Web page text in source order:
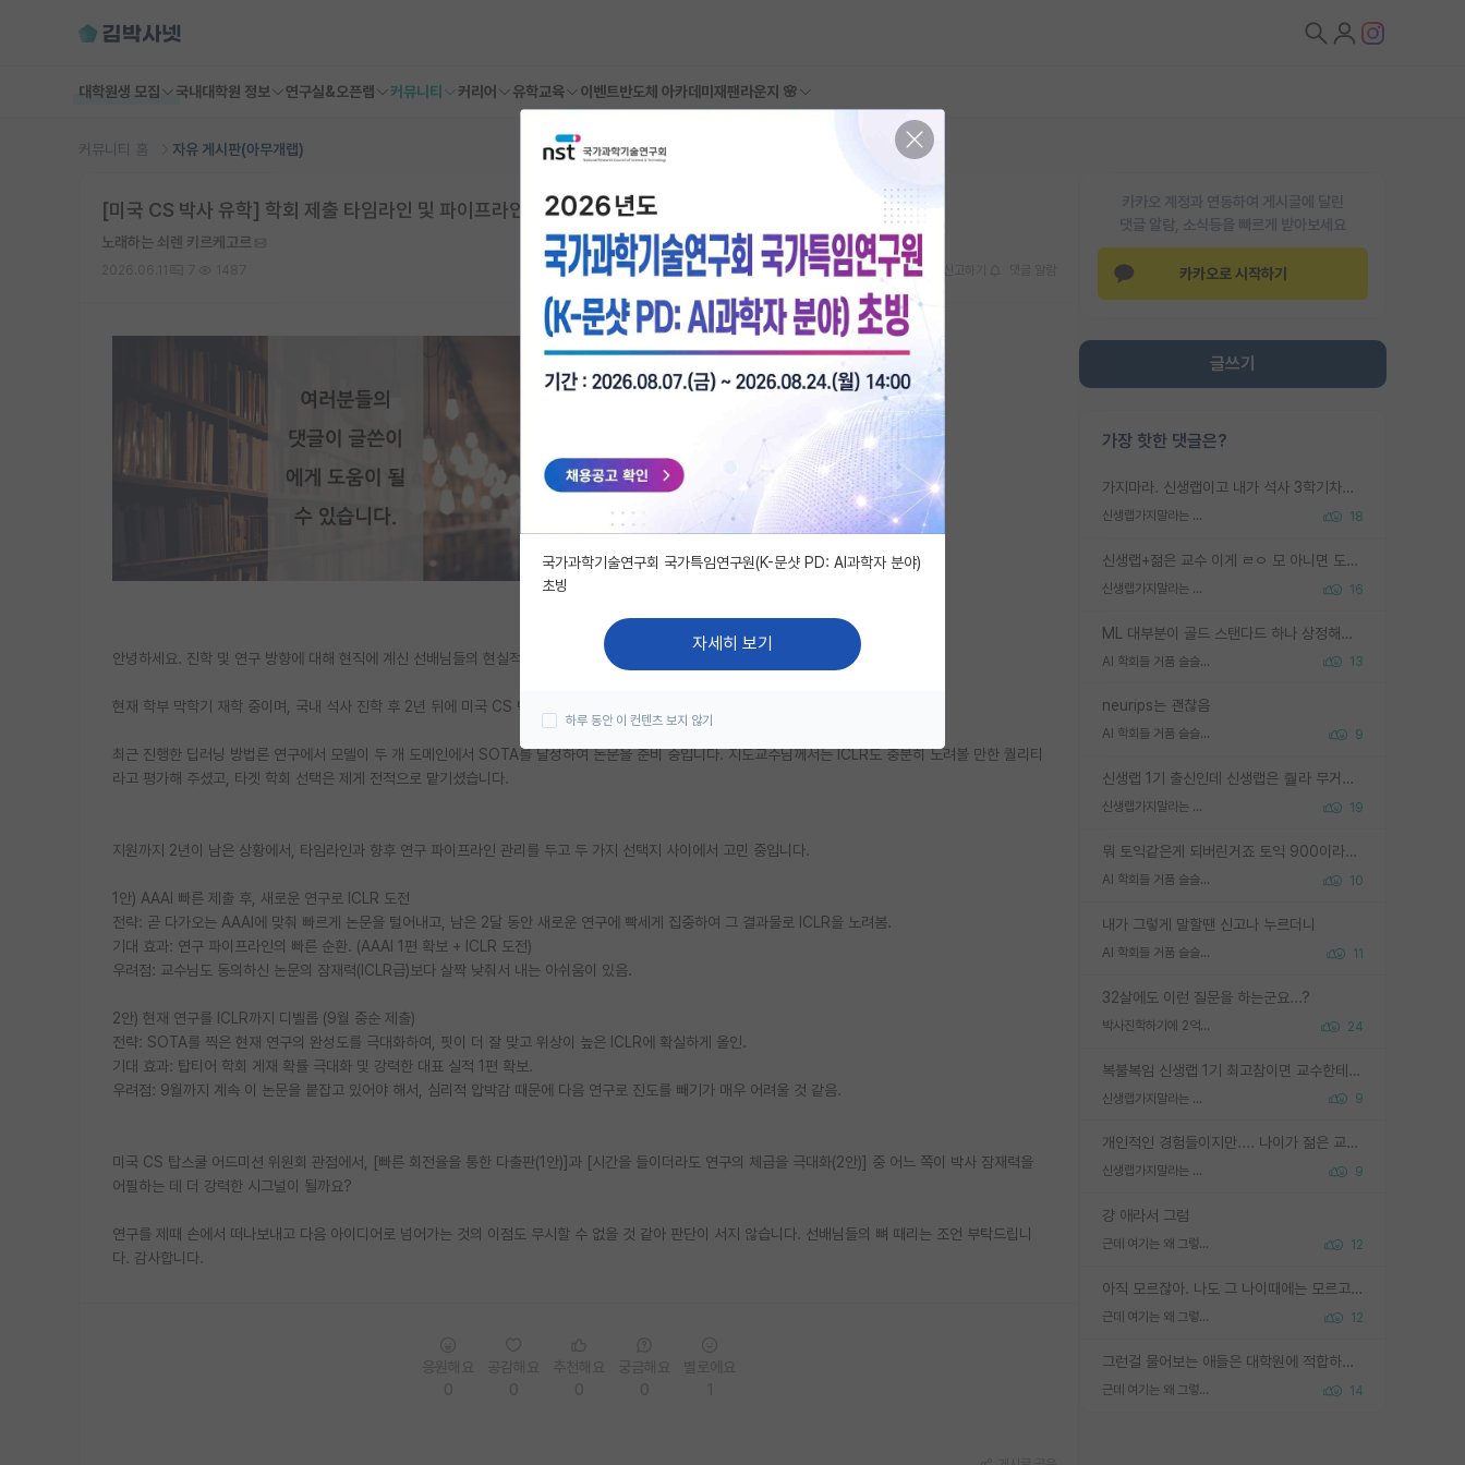
대학원생 모집 국내대학원 정보 연구실&오픈랩 커뮤니티 커리어 유학교육 이벤트반도체 아카데미 재팬라운지 🌸
커뮤니티 홈 자유 게시판(아무개랩)
카카오 계정과 연동하여 게시글에 달린
댓글 알람, 소식등을 빠르게 받아보세요
카카오로 시작하기
글쓰기
가장 핫한 댓글은?
가지마라. 신생랩이고 내가 석사 3학기차인데 최고참인데 나도 아무것도 모르는데 교수가 후배들 왜 논문 교육 안시키냐. 논문 왜 안 써오냐 닦달한다
신생랩가지말라는 이유가 있었구나 18
신생랩+젊은 교수 이게 ㄹㅇ 모 아니면 도인듯.
신생랩가지말라는 이유가 있었구나 16
ML 대부분이 골드 스탠다드 하나 상정해놓고 (벤치마크 데이터셋이 여러 개면 여러 개 상정) 그거 얼마나 잘 맞추나 싸움임 가끔 번뜩이는 설계 철학을 보여주는 논문들도 있지만 대부분 그거 성적 얼마나 더 올리느라에 혈안이 되어 있는 측면이 잇음
AI 학회들 거품 슬슬 지적이 나오네요 13
neurips는 괜찮음
AI 학회들 거품 슬슬 지적이 나오네요 9
신생랩 1기 출신인데 신생랩은 줠라 무거운 바벨 같은거임. 들면 대박인데 못들면 깔려 죽음. 아무도 알려주지 않는 환경에서 자생해야하지만, 일단 살아남았다면 그 어떤 사람보다 악착같고 생존력 높은 사람으로 거듭날 수 있음
신생랩가지말라는 이유가 있었구나 19
뭐 토익같은게 되버린거죠 토익 900이라고 영어잘하는건 아닙니다만 잘하는사람은 다 900을 넘는 그런
AI 학회들 거품 슬슬 지적이 나오네요 10
내가 그렇게 말할땐 신고나 누르더니
AI 학회들 거품 슬슬 지적이 나오네요 11
32살에도 이런 질문을 하는군요...?
박사진학하기에 2억은 괜찮은 (?) 정도의 경제력인가요 24
복불복임 신생랩 1기 최고참이면 교수한테 직접 지도받는 시간이 매우 많음 제대로 된 교수라면 말이지 그게 아니라면 그냥 넌 해방 불가능한 노예 1호에 감점쓰레기통이 되는거고
신생랩가지말라는 이유가 있었구나 9
개인적인 경험들이지만.... 나이가 젊은 교수일수록 꼰대라는 가면을 쓴 채로 무례함을 행동하는 경우가 거의 90% 정도였음. 나이가 어린데 다른 또래들과 달리 명예, 권력, 재력까지 얻었으니 세상 다 가진 기분이겠지. 오히러 나이 든 교수들이 행동과 말을 더 조심하시더라.
신생랩가지말라는 이유가 있었구나 9
걍 애라서 그럼
근데 여기는 왜 그렇게 SPK를 물어보는거임? 12
아직 모르잖아. 나도 그 나이때에는 모르고 평가 받고 안심하고 싶었어.
근데 여기는 왜 그렇게 SPK를 물어보는거임? 12
그런걸 물어보는 애들은 대학원에 적합하지 않다
근데 여기는 왜 그렇게 SPK를 물어보는거임? 14
[미국 CS 박사 유학] 학회 제출 타임라인 및 파이프라인 조언 부탁드립니다 (AAAI vs ICLR)
노래하는 쇠렌 키르케고르
스크랩
안녕하세요. 진학 및 연구 방향에 대해 현직에 계신 선배님들의 현실적인 조언을 구하고자 글을 남깁니다.
현재 학부 막학기 재학 중이며, 국내 석사 진학 후 2년 뒤에 미국 CS 박사에 지원할 계획입니다.
최근 진행한 딥러닝 방법론 연구에서 모델이 두 개 도메인에서 SOTA를 달성하여 논문을 준비 중입니다. 지도교수님께서는 ICLR도 충분히 노려볼 만한 퀄리티
라고 평가해 주셨고, 타겟 학회 선택은 제게 전적으로 맡기셨습니다.
지원까지 2년이 남은 상황에서, 타임라인과 향후 연구 파이프라인 관리를 두고 두 가지 선택지 사이에서 고민 중입니다.
1안) AAAI 빠른 제출 후, 새로운 연구로 ICLR 도전
전략: 곧 다가오는 AAAI에 맞춰 빠르게 논문을 털어내고, 남은 2달 동안 새로운 연구에 빡세게 집중하여 그 결과물로 ICLR을 노려봄.
기대 효과: 연구 파이프라인의 빠른 순환. (AAAI 1편 확보 + ICLR 도전)
우려점: 교수님도 동의하신 논문의 잠재력(ICLR급)보다 살짝 낮춰서 내는 아쉬움이 있음.
2안) 현재 연구를 ICLR까지 디벨롭 (9월 중순 제출)
전략: SOTA를 찍은 현재 연구의 완성도를 극대화하여, 핏이 더 잘 맞고 위상이 높은 ICLR에 확실하게 올인.
기대 효과: 탑티어 학회 게재 확률 극대화 및 강력한 대표 실적 1편 확보.
우려점: 9월까지 계속 이 논문을 붙잡고 있어야 해서, 심리적 압박감 때문에 다음 연구로 진도를 빼기가 매우 어려울 것 같음.
미국 CS 탑스쿨 어드미션 위원회 관점에서, [빠른 회전율을 통한 다출판(1안)]과 [시간을 들이더라도 연구의 체급을 극대화(2안)] 중 어느 쪽이 박사 잠재력을
어필하는 데 더 강력한 시그널이 될까요?
연구를 제때 손에서 떠나보내고 다음 아이디어로 넘어가는 것의 이점도 무시할 수 없을 것 같아 판단이 서지 않습니다. 선배님들의 뼈 때리는 조언 부탁드립니
다. 감사합니다.
국가과학기술연구회 국가특임연구원(K-문샷 PD: AI과학자 분야)
초빙
자세히 보기
하루 동안 이 컨텐츠 보지 않기